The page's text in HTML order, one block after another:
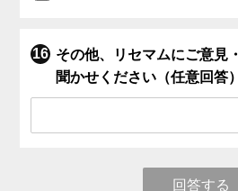
その他、リセマムにご意見
聞かせください（任意回答）
回答する